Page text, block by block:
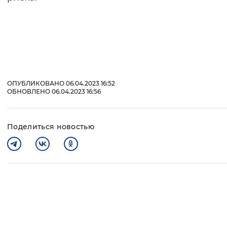
ОПУБЛИКОВАНО 06.04.2023 16:52
ОБНОВЛЕНО 06.04.2023 16:56
Поделиться новостью